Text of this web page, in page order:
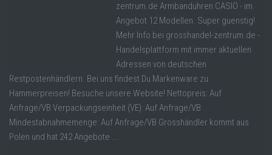
zentrum.de Armbanduhren CASIO - im
Angebot 12 Modellen. Super guenstig!
Mehr Info bei grosshandel-zentrum.de -
Handelsplattform mit immer aktuellen
Adressen von deutschen
Restpostenhändlern. Bei uns findest Du Markenware zu
Hammerpreisen! Besuche unsere Website! Nettopreis: Auf
Anfrage/VB Verpackungseinheit (VE): Auf Anfrage/VB
Mindestabnahmemenge: Auf Anfrage/VB Grosshändler kommt aus
Polen und hat 242 Angebote ...